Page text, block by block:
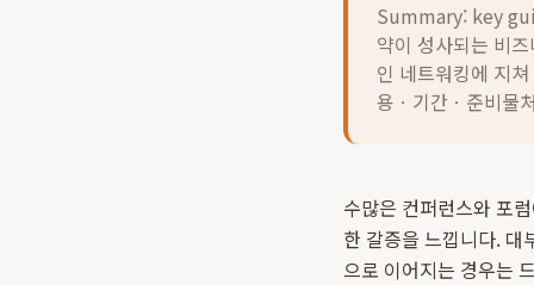
Summary: key
약이 성사되는 비
인 네트워킹에 지
용ㆍ기간ㆍ준비물
수많은 컨퍼런스와 포
한 갈증을 느낍니다. 대
으로 이어지는 경우는